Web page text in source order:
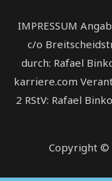
IMPRESSUM
c/o
durch: Rafael
karriere.com
2 RStV: Rafael
Copyright ©